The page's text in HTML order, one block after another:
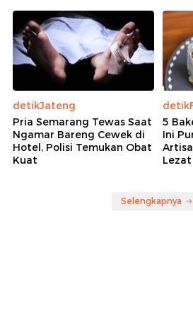
detikJateng
Pria Semarang Tewas Saat
Ngamar Bareng Cewek di
Hotel, Polisi Temukan Obat
Kuat
5
Ini
Lezat
Selengkapnya